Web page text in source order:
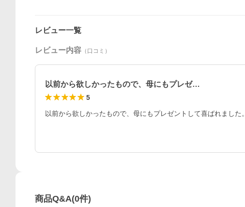
レビュー一覧
レビュー内容 （口コミ）
以前から欲しかったもので、母にもプレゼ…
5
以前から欲しかったもので、母にもプレゼントして喜ばれました。
商品Q&A(0件)